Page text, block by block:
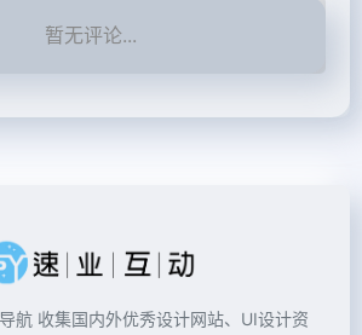
暂无评论...
航 收集国内外优秀设计网站、UI设计资